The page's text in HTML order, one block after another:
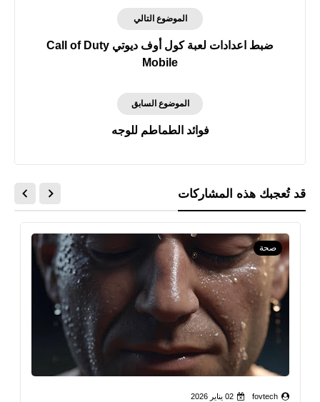
الموضوع التالي
ضبط اعدادات لعبة كول أوف ديوتي Call of Duty
Mobile
الموضوع السابق
فوائد الطماطم للوجه
قد تُعجبك هذه المشاركات
صحة
fovtech 02 يناير 2026